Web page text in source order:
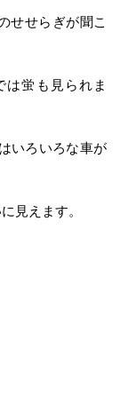
せせらぎが聞こ
は蛍も見られま
いろいろな車が
見えます。